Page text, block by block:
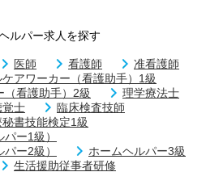
ルパー求人を探す
医師 看護師
准看護師
ケアワーカー（看護助手）1級
（看護助手）2級
理学療法士
覚士
臨床検査技師
秘書技能検定1級
ー1級）
ー2級）
ホームヘルパー3級
生活援助従事者研修